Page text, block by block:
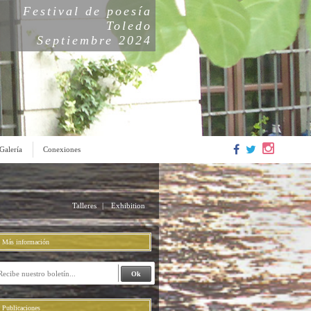
Festival de poesía
Toledo
Septiembre 2024
Conexiones
Talleres | Exhibition
Más información
Publicaciones